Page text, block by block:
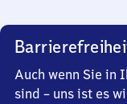
Auch wenn Sie in
sind – uns ist es